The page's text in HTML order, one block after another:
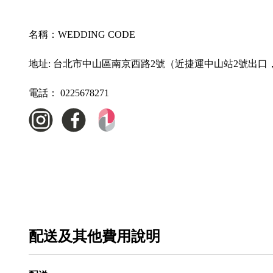
名稱： WEDDING CODE
地址: 台北市中山區南京西路2號（近捷運中山站2號出口
電話： 0225678271
配送及其他費用說明